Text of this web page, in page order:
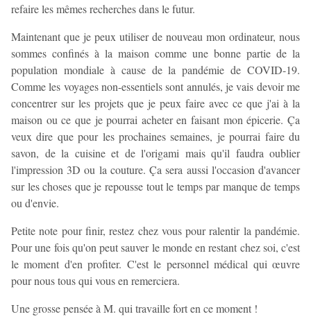
refaire les mêmes recherches dans le futur.
Maintenant que je peux utiliser de nouveau mon ordinateur, nous
sommes confinés à la maison comme une bonne partie de la
population mondiale à cause de la pandémie de COVID-19.
Comme les voyages non-essentiels sont annulés, je vais devoir me
concentrer sur les projets que je peux faire avec ce que j'ai à la
maison ou ce que je pourrai acheter en faisant mon épicerie. Ça
veux dire que pour les prochaines semaines, je pourrai faire du
savon, de la cuisine et de l'origami mais qu'il faudra oublier
l'impression 3D ou la couture. Ça sera aussi l'occasion d'avancer
sur les choses que je repousse tout le temps par manque de temps
ou d'envie.
Petite note pour finir, restez chez vous pour ralentir la pandémie.
Pour une fois qu'on peut sauver le monde en restant chez soi, c'est
le moment d'en profiter. C'est le personnel médical qui œuvre
pour nous tous qui vous en remerciera.
Une grosse pensée à M. qui travaille fort en ce moment !